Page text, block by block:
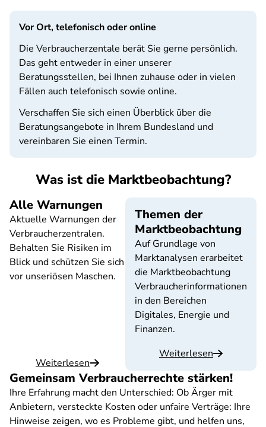
Vor Ort, telefonisch oder online
Die Verbraucherzentale berät Sie gerne persönlich.
Das geht entweder in einer unserer
Beratungsstellen, bei Ihnen zuhause oder in vielen
Fällen auch telefonisch sowie online.
Verschaffen Sie sich einen Überblick über die
Beratungsangebote in Ihrem Bundesland und
vereinbaren Sie einen Termin.
Was ist die Marktbeobachtung?
Alle Warnungen
Aktuelle Warnungen der
Verbraucherzentralen.
Behalten Sie Risiken im
Blick und schützen Sie sich
vor unseriösen Maschen.
Weiterlesen
Themen der
Marktbeobachtung
Auf Grundlage von
Marktanalysen erarbeitet
die Marktbeobachtung
Verbraucherinformationen
in den Bereichen
Digitales, Energie und
Finanzen.
Weiterlesen
Gemeinsam Verbraucherrechte stärken!
Ihre Erfahrung macht den Unterschied: Ob Ärger mit
Anbietern, versteckte Kosten oder unfaire Verträge: Ihre
Hinweise zeigen, wo es Probleme gibt, und helfen uns,